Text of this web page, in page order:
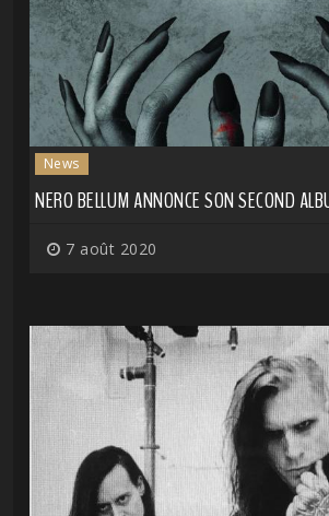
News
NERO BELLUM ANNONCE SON SECOND
7 août 2020